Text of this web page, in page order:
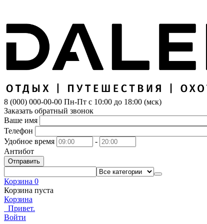
8 (000) 000-00-00 Пн-Пт с 10:00 до 18:00 (мск)
Заказать обратный звонок
Ваше имя
Телефон
Удобное время
-
Антибот
Отправить
Корзина 0
Корзина пуста
Корзина
Привет.
Войти